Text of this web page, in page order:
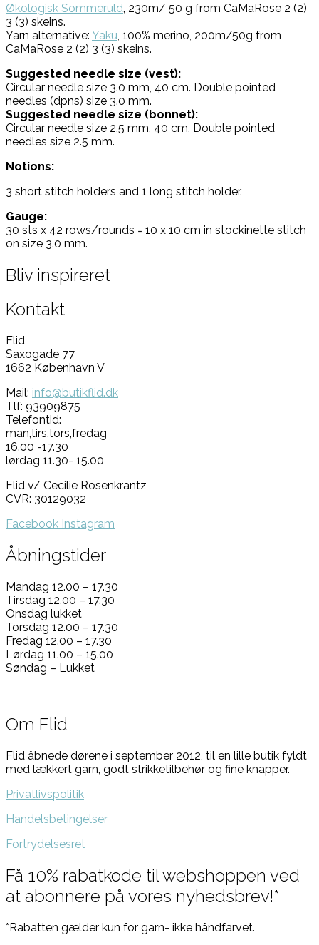
Økologisk Sommeruld , 230m/ 50 g from CaMaRose 2 (2)
3 (3) skeins.
Yarn alternative: Yaku , 100% merino, 200m/50g from
CaMaRose 2 (2) 3 (3) skeins.
Suggested needle size (vest):
Circular needle size 3.0 mm, 40 cm. Double pointed
needles (dpns) size 3.0 mm.
Suggested needle size (bonnet):
Circular needle size 2.5 mm, 40 cm. Double pointed
needles size 2.5 mm.
Notions:
3 short stitch holders and 1 long stitch holder.
Gauge:
30 sts x 42 rows/rounds = 10 x 10 cm in stockinette stitch
on size 3.0 mm.
Bliv inspireret
Kontakt
Flid
Saxogade 77
1662 København V
Mail: info@butikflid.dk
Tlf: 93909875
Telefontid:
man,tirs,tors,fredag
16.00 -17.30
lørdag 11.30- 15.00
Flid v/ Cecilie Rosenkrantz
CVR: 30129032
Facebook Instagram
Åbningstider
Mandag 12.00 – 17.30
Tirsdag 12.00 – 17.30
Onsdag lukket
Torsdag 12.00 – 17.30
Fredag 12.00 – 17.30
Lørdag 11.00 – 15.00
Søndag – Lukket
Om Flid
Flid åbnede dørene i september 2012, til en lille butik fyldt
med lækkert garn, godt strikketilbehør og fine knapper.
Privatlivspolitik
Handelsbetingelser
Fortrydelsesret
Få 10% rabatkode til webshoppen ved
at abonnere på vores nyhedsbrev!*
*Rabatten gælder kun for garn- ikke håndfarvet.